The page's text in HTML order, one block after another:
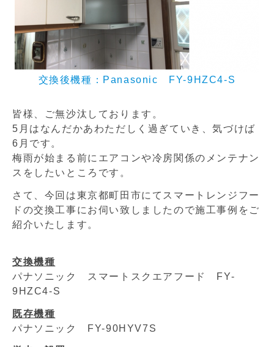
交換後機種：Panasonic FY-9HZC4-S
皆様、ご無沙汰しております。
5月はなんだかあわただしく過ぎていき、気づけば
6月です。
梅雨が始まる前にエアコンや冷房関係のメンテナン
スをしたいところです。
さて、今回は東京都町田市にてスマートレンジフー
ドの交換工事にお伺い致しましたので施工事例をご
紹介いたします。
交換機種
パナソニック スマートスクエアフード FY-
9HZC4-S
既存機種
パナソニック FY-90HYV7S